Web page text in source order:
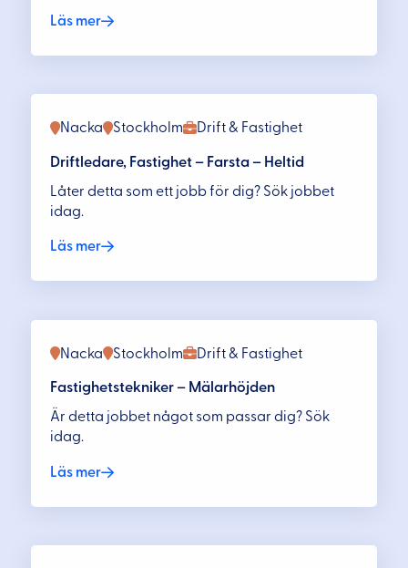
Läs mer
Drift & Fastighet
Nacka Stockholm
Driftledare, Fastighet – Farsta – Heltid
Låter detta som ett jobb för dig? Sök jobbet
idag.
Läs mer
Drift & Fastighet
Nacka Stockholm
Fastighetstekniker – Mälarhöjden
Är detta jobbet något som passar dig? Sök
idag.
Läs mer